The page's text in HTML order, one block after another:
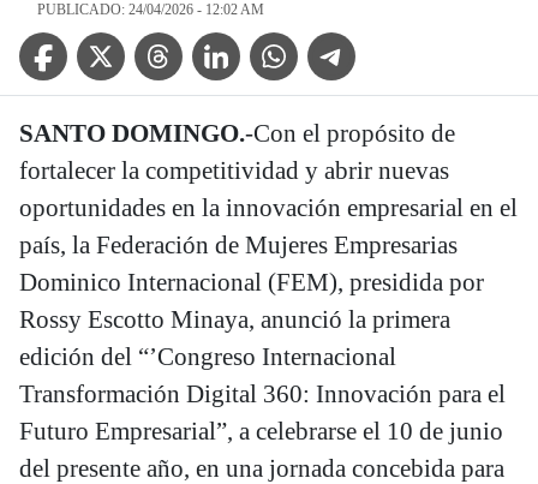
PUBLICADO: 24/04/2026 - 12:02 AM
Facebook IconTwitter IconThreads IconLinkedin IconWhatsApp IconTelegram Icon
SANTO DOMINGO.-Con el propósito de
fortalecer la competitividad y abrir nuevas
oportunidades en la innovación empresarial en el
país, la Federación de Mujeres Empresarias
Dominico Internacional (FEM), presidida por
Rossy Escotto Minaya, anunció la primera
edición del “’Congreso Internacional
Transformación Digital 360: Innovación para el
Futuro Empresarial”, a celebrarse el 10 de junio
del presente año, en una jornada concebida para